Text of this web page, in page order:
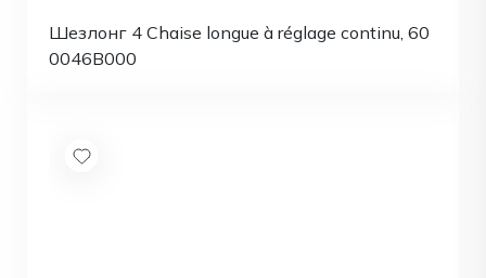
Шезлонг 4 Chaise longue à réglage continu, 60
0046B000